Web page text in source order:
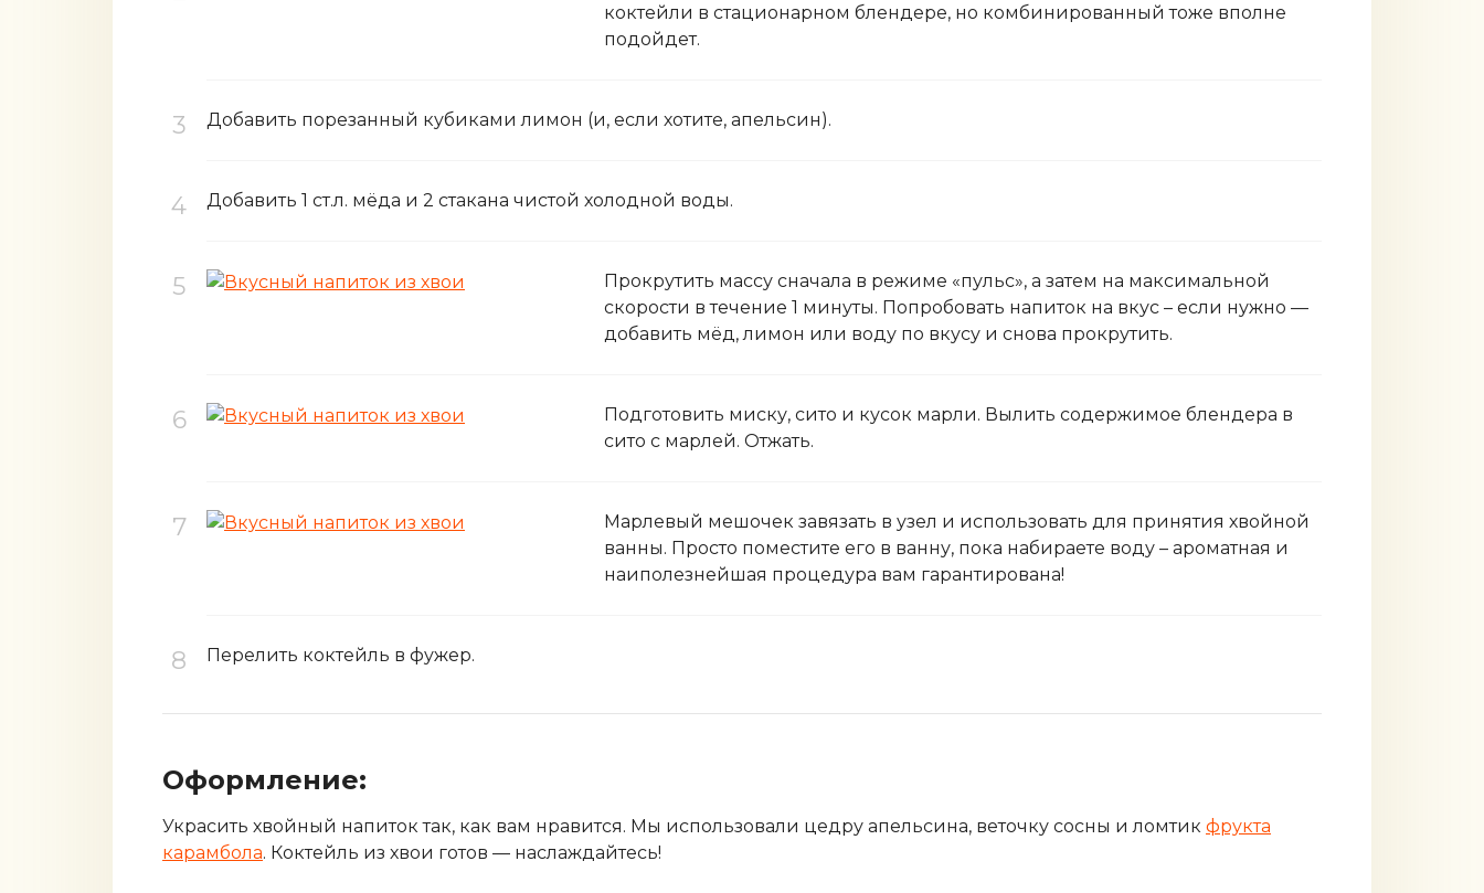
коктейли в стационарном блендере, но комбинированный тоже вполне
подойдет.
Добавить порезанный кубиками лимон (и, если хотите, апельсин).
Добавить 1 ст.л. мёда и 2 стакана чистой холодной воды.
Прокрутить массу сначала в режиме «пульс», а затем на максимальной
скорости в течение 1 минуты. Попробовать напиток на вкус – если нужно —
добавить мёд, лимон или воду по вкусу и снова прокрутить.
Подготовить миску, сито и кусок марли. Вылить содержимое блендера в
сито с марлей. Отжать.
Марлевый мешочек завязать в узел и использовать для принятия хвойной
ванны. Просто поместите его в ванну, пока набираете воду – ароматная и
наиполезнейшая процедура вам гарантирована!
Перелить коктейль в фужер.
Оформление:
Украсить хвойный напиток так, как вам нравится. Мы использовали цедру апельсина, веточку сосны и ломтик фрукта
карамбола. Коктейль из хвои готов — наслаждайтесь!